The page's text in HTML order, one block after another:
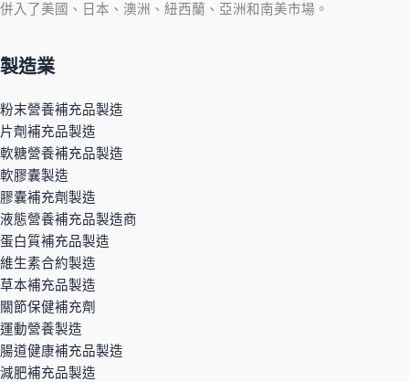
併入了美國、日本、澳洲、紐西蘭、亞洲和南美市場。
製造業
粉末營養補充品製造
片劑補充品製造
軟糖營養補充品製造
軟膠囊製造
膠囊補充劑製造
液態營養補充品製造商
蛋白質補充品製造
維生素合約製造
草本補充品製造
關節保健補充劑
運動營養製造
腸道健康補充品製造
減肥補充品製造